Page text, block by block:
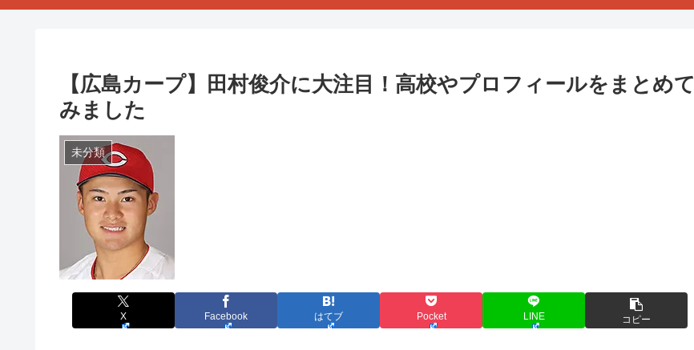
【広島カープ】田村俊介に大注目！高校やプロフィールをまとめて
みました
未分類
X Facebook はてブ Pocket LINE コピー